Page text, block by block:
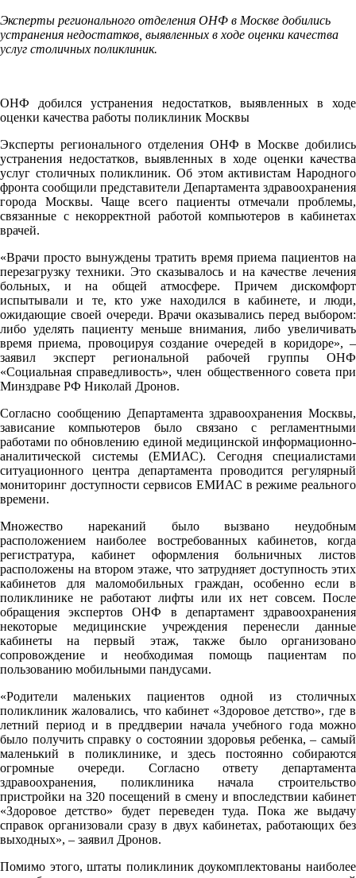
Эксперты регионального отделения ОНФ в Москве добились
устранения недостатков, выявленных в ходе оценки качества
услуг столичных поликлиник.
ОНФ добился устранения недостатков, выявленных в ходе
оценки качества работы поликлиник Москвы
Эксперты регионального отделения ОНФ в Москве добились
устранения недостатков, выявленных в ходе оценки качества
услуг столичных поликлиник. Об этом активистам Народного
фронта сообщили представители Департамента здравоохранения
города Москвы. Чаще всего пациенты отмечали проблемы,
связанные с некорректной работой компьютеров в кабинетах
врачей.
«Врачи просто вынуждены тратить время приема пациентов на
перезагрузку техники. Это сказывалось и на качестве лечения
больных, и на общей атмосфере. Причем дискомфорт
испытывали и те, кто уже находился в кабинете, и люди,
ожидающие своей очереди. Врачи оказывались перед выбором:
либо уделять пациенту меньше внимания, либо увеличивать
время приема, провоцируя создание очередей в коридоре», –
заявил эксперт региональной рабочей группы ОНФ
«Социальная справедливость», член общественного совета при
Минздраве РФ Николай Дронов.
Согласно сообщению Департамента здравоохранения Москвы,
зависание компьютеров было связано с регламентными
работами по обновлению единой медицинской информационно-
аналитической системы (ЕМИАС). Сегодня специалистами
cитуационного центра департамента проводится регулярный
мониторинг доступности сервисов ЕМИАС в режиме реального
времени.
Множество нареканий было вызвано неудобным
расположением наиболее востребованных кабинетов, когда
регистратура, кабинет оформления больничных листов
расположены на втором этаже, что затрудняет доступность этих
кабинетов для маломобильных граждан, особенно если в
поликлинике не работают лифты или их нет совсем. После
обращения экспертов ОНФ в департамент здравоохранения
некоторые медицинские учреждения перенесли данные
кабинеты на первый этаж, также было организовано
сопровождение и необходимая помощь пациентам по
пользованию мобильными пандусами.
«Родители маленьких пациентов одной из столичных
поликлиник жаловались, что кабинет «Здоровое детство», где в
летний период и в преддверии начала учебного года можно
было получить справку о состоянии здоровья ребенка, – самый
маленький в поликлинике, и здесь постоянно собираются
огромные очереди. Согласно ответу департамента
здравоохранения, поликлиника начала строительство
пристройки на 320 посещений в смену и впоследствии кабинет
«Здоровое детство» будет переведен туда. Пока же выдачу
справок организовали сразу в двух кабинетах, работающих без
выходных», – заявил Дронов.
Помимо этого, штаты поликлиник доукомплектованы наиболее